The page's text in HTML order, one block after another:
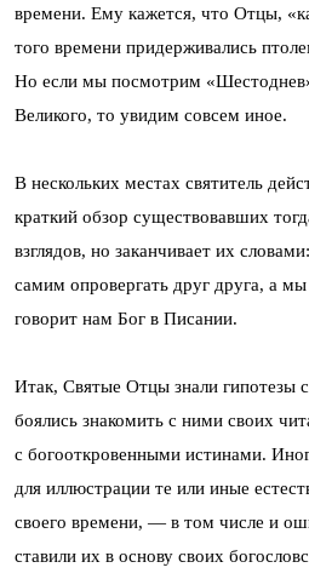
времени. Ему кажется, что Отцы,
того времени придерживались
Но если мы посмотрим
Великого, то увидим совсем иное.
В нескольких местах святитель
краткий обзор существовавших
взглядов, но заканчивает их
самим опровергать друг друга, а
говорит нам Бог в Писании.
Итак, Святые Отцы знали гипотезы
боялись знакомить с ними своих
с богооткровенными истинами.
для иллюстрации те или иные
своего времени, — в том числе и
ставили их в основу своих